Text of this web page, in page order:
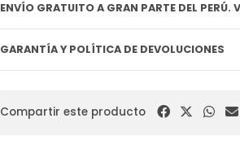
ENVÍO GRATUITO A GRAN PARTE DEL PERÚ.
GARANTÍA Y POLÍTICA DE DEVOLUCIONES
Compartir este producto